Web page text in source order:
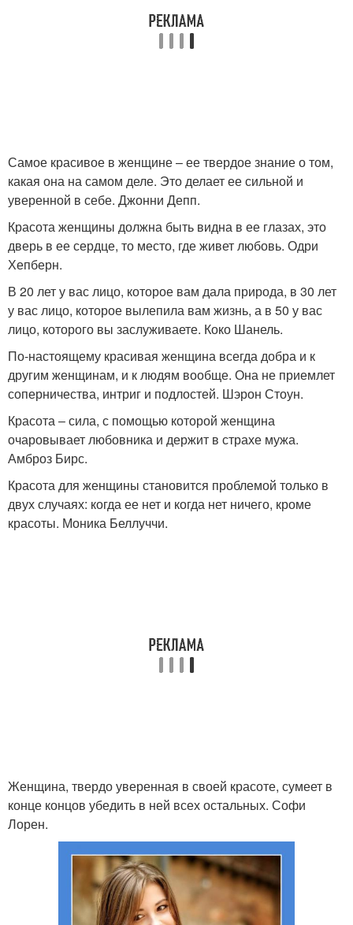
Самое красивое в женщине – ее твердое знание о том,
какая она на самом деле. Это делает ее сильной и
уверенной в себе. Джонни Депп.
Красота женщины должна быть видна в ее глазах, это
дверь в ее сердце, то место, где живет любовь. Одри
Хепберн.
В 20 лет у вас лицо, которое вам дала природа, в 30 лет
у вас лицо, которое вылепила вам жизнь, а в 50 у вас
лицо, которого вы заслуживаете. Коко Шанель.
По-настоящему красивая женщина всегда добра и к
другим женщинам, и к людям вообще. Она не приемлет
соперничества, интриг и подлостей. Шэрон Стоун.
Красота ‒ сила, с помощью которой женщина
очаровывает любовника и держит в страхе мужа.
Амброз Бирс.
Красота для женщины становится проблемой только в
двух случаях: когда ее нет и когда нет ничего, кроме
красоты. Моника Беллуччи.
Женщина, твердо уверенная в своей красоте, сумеет в
конце концов убедить в ней всех остальных. Софи
Лорен.